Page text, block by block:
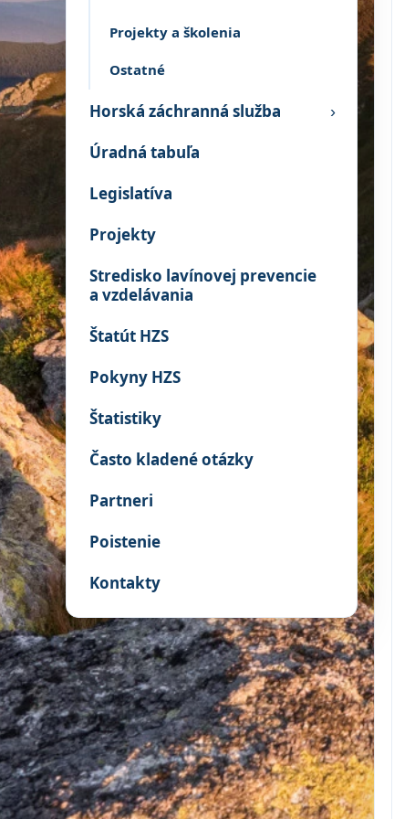
Projekty a školenia
Ostatné
Horská záchranná služba ›
Úradná tabuľa
Legislatíva
Projekty
Stredisko lavínovej prevencie
a vzdelávania
Štatút HZS
Pokyny HZS
Štatistiky
Často kladené otázky
Partneri
Poistenie
Kontakty